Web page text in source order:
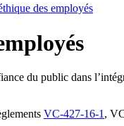
des employés
du public dans
VC-427-16-1 ,